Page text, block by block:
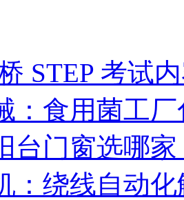
STEP 考试
：食用菌工
台门窗选哪
：绕线自动